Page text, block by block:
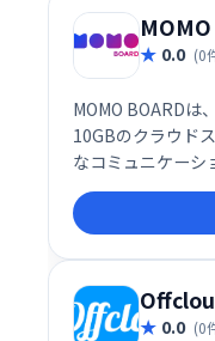
0.0 (0
MOMO BOARDは
10GBのクラウド
なコミュニケーシ
ティの円滑な情
す。メッセージの
業を一つのアプ
します。人々を繋
シンプルでパワフ
0.0 (0